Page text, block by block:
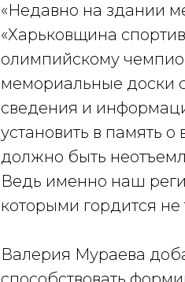
«Недавно на здании
«Харьковщина
олимпийскому
мемориальные доски
сведения и
установить в память
должно быть
Ведь именно наш
которыми гордится не
Валерия Мураева